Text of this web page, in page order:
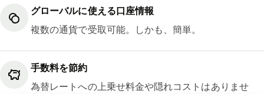
グローバルに使える口座情報
複数の通貨で受取可能。しかも、簡単。
手数料を節約
為替レートへの上乗せ料金や隠れコストはありませ